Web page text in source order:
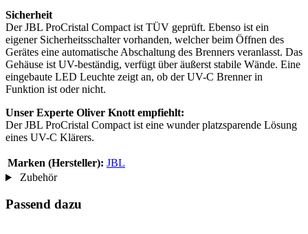
Sicherheit
Der JBL ProCristal Compact ist TÜV geprüft. Ebenso ist ein
eigener Sicherheitsschalter vorhanden, welcher beim Öffnen des
Gerätes eine automatische Abschaltung des Brenners veranlasst. Das
Gehäuse ist UV-beständig, verfügt über äußerst stabile Wände. Eine
eingebaute LED Leuchte zeigt an, ob der UV-C Brenner in
Funktion ist oder nicht.
Unser Experte Oliver Knott empfiehlt:
Der JBL ProCristal Compact ist eine wunder platzsparende Lösung
eines UV-C Klärers.
Marken (Hersteller): JBL
Zubehör
Passend dazu